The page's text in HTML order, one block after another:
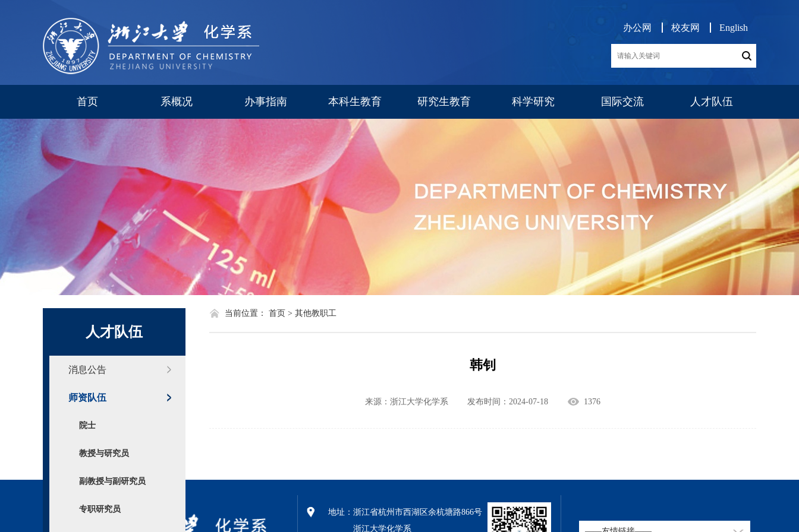
办公网 校友网 English
首页 系概况
现任领导
研究所
委员会
历史沿革
化学系标识
办事指南 本科生教育
专业设置
招生简章
研究生教育
研究生导师
科学研究 国际交流
交流项目
人才队伍
博后工作
队伍建设
人才招聘
人才队伍
消息公告
师资队伍
院士
教授与研究员
副教授与副研究员
专职研究员
当前位置： 首页 > 其他教职工
韩钊
来源：浙江大学化学系 发布时间：2024-07-18 1376
地址：浙江省杭州市西湖区余杭塘路866号
浙江大学化学系